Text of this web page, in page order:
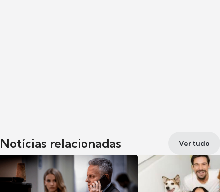
Notícias relacionadas Ver tudo